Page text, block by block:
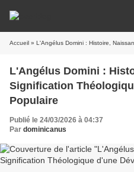
Accueil » L'Angélus Domini : Histoire, Naissance et
L'Angélus Domini :
Signification
Populaire
Publié le 24/03/2026 à 04:37
Par dominicanus